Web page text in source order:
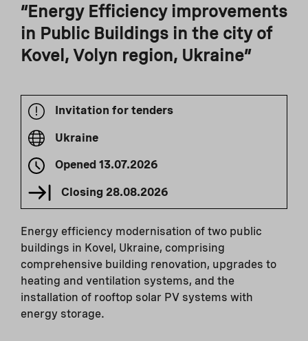
“Energy Efficiency improvements
in Public Buildings in the city of
Kovel, Volyn region, Ukraine”
Invitation for tenders
Ukraine
Opened 13.07.2026
Closing 28.08.2026
Energy efficiency modernisation of two public
buildings in Kovel, Ukraine, comprising
comprehensive building renovation, upgrades to
heating and ventilation systems, and the
installation of rooftop solar PV systems with
energy storage.